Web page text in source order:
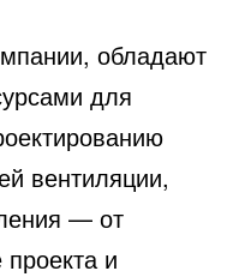
обладают
для
вентиляции,
— от
и